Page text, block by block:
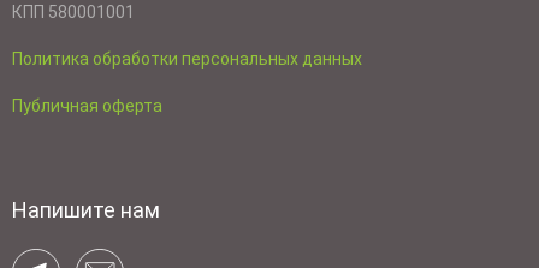
КПП 580001001
Политика обработки персональных данных
Публичная оферта
Напишите нам